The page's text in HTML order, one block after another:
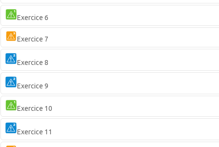
Exercice 6
Exercice 7
Exercice 8
Exercice 9
Exercice 10
Exercice 11